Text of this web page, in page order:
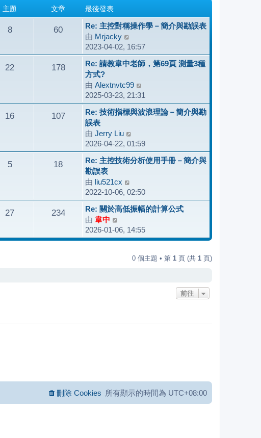
主題 文章 最後發表
8 60
Re: 主控對稱操作學－簡介與勘誤表
由 Mrjacky
視
最
後
表
2023-04-02, 16:57
22 178
Re: 請教韋中老師，第69頁 測量3種
方式?
由 Alextnvtc99
視
最
後
2025-03-23, 21:31
16 107
Re: 技術指標與波浪理論－簡介與勘
誤表
由 Jerry Liu
視
最
後
2026-04-22, 01:59
5 18
Re: 主控技術分析使用手冊－簡介與
勘誤表
由 liu521cx
視
最
後
表
2022-10-06, 02:50
27 234
Re: 關於高低振幅的計算公式
由 韋中
視
最
2026-01-06, 14:55
0 個主題 • 第 1 頁 (共 1 頁)
前往
所有顯示的時間為 UTC+08:00
刪除 Cookies